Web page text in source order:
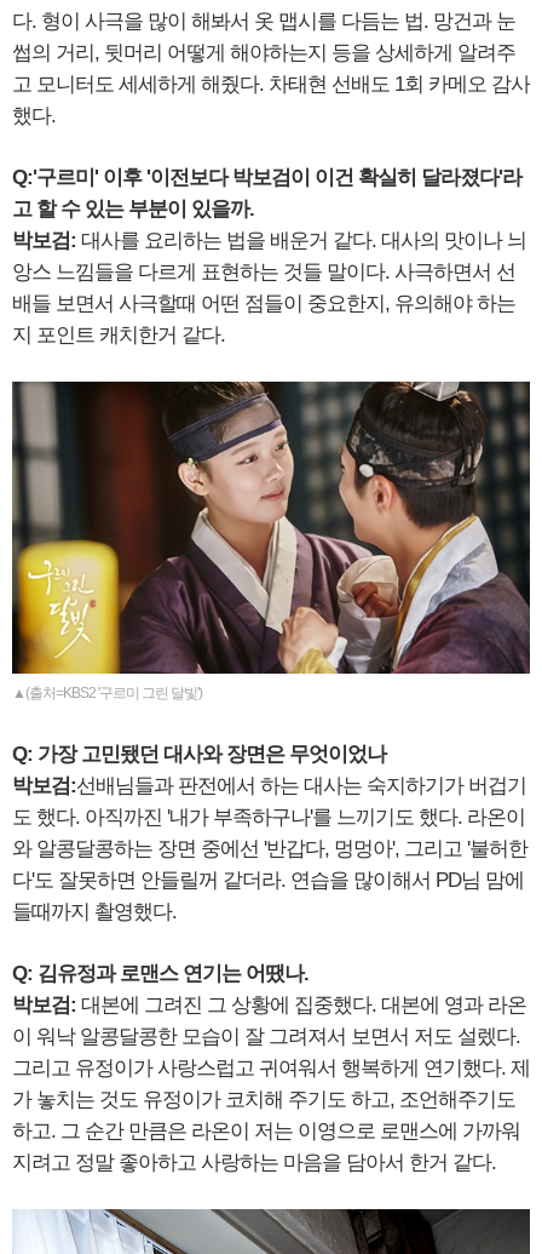
다. 형이 사극을 많이 해봐서 옷 맵시를 다듬는 법. 망건과 눈
썹의 거리, 뒷머리 어떻게 해야하는지 등을 상세하게 알려주
고 모니터도 세세하게 해줬다. 차태현 선배도 1회 카메오 감사
했다.
Q:'구르미' 이후 '이전보다 박보검이 이건 확실히 달라졌다'라
고 할 수 있는 부분이 있을까.
박보검: 대사를 요리하는 법을 배운거 같다. 대사의 맛이나 늬
앙스 느낌들을 다르게 표현하는 것들 말이다. 사극하면서 선
배들 보면서 사극할때 어떤 점들이 중요한지, 유의해야 하는
지 포인트 캐치한거 같다.
▲(출처=KBS2 '구르미 그린 달빛')
Q: 가장 고민됐던 대사와 장면은 무엇이었나
박보검:선배님들과 판전에서 하는 대사는 숙지하기가 버겁기
도 했다. 아직까진 '내가 부족하구나'를 느끼기도 했다. 라온이
와 알콩달콩하는 장면 중에선 '반갑다, 멍멍아', 그리고 '불허한
다'도 잘못하면 안들릴꺼 같더라. 연습을 많이해서 PD님 맘에
들때까지 촬영했다.
Q: 김유정과 로맨스 연기는 어땠나.
박보검: 대본에 그려진 그 상황에 집중했다. 대본에 영과 라온
이 워낙 알콩달콩한 모습이 잘 그려져서 보면서 저도 설렜다.
그리고 유정이가 사랑스럽고 귀여워서 행복하게 연기했다. 제
가 놓치는 것도 유정이가 코치해 주기도 하고, 조언해주기도
하고. 그 순간 만큼은 라온이 저는 이영으로 로맨스에 가까워
지려고 정말 좋아하고 사랑하는 마음을 담아서 한거 같다.